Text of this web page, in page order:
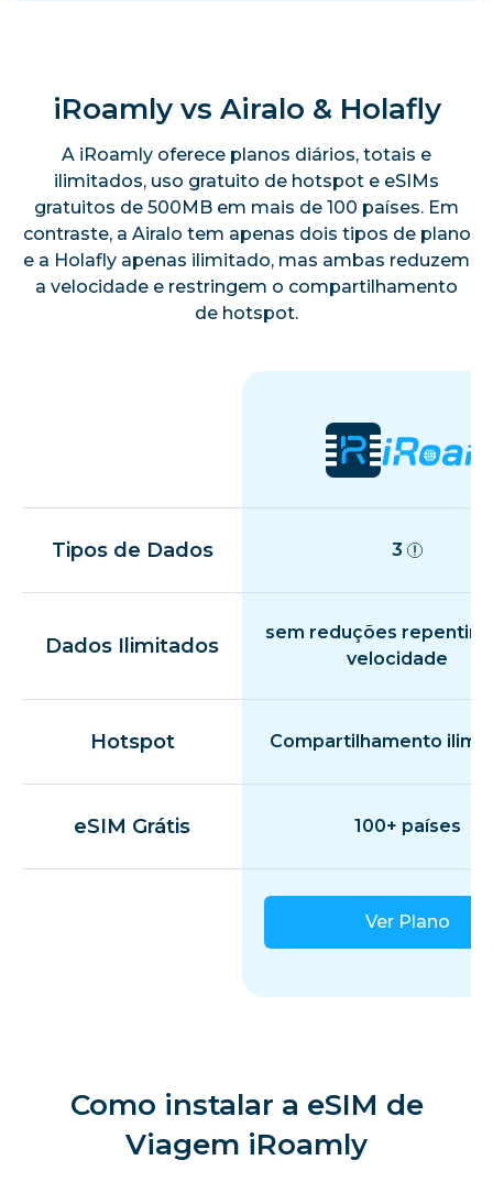
Finlândia
França
Alemanha
Irlanda
Letônia
Lituânia
Mônaco
Países Baixos
iRoamly vs Airalo & Holafly
A iRoamly oferece planos diários, totais e
ilimitados, uso gratuito de hotspot e eSIMs
gratuitos de 500MB em mais de 100 países. Em
contraste, a Airalo tem apenas dois tipos de plano
e a Holafly apenas ilimitado, mas ambas reduzem
a velocidade e restringem o compartilhamento
de hotspot.
Tipos de Dados 3
Dados Ilimitados
sem reduções
velocidade
Hotspot Compartilhamento
eSIM Grátis 100+ países
Ver Plano
Como instalar a eSIM de
Viagem iRoamly